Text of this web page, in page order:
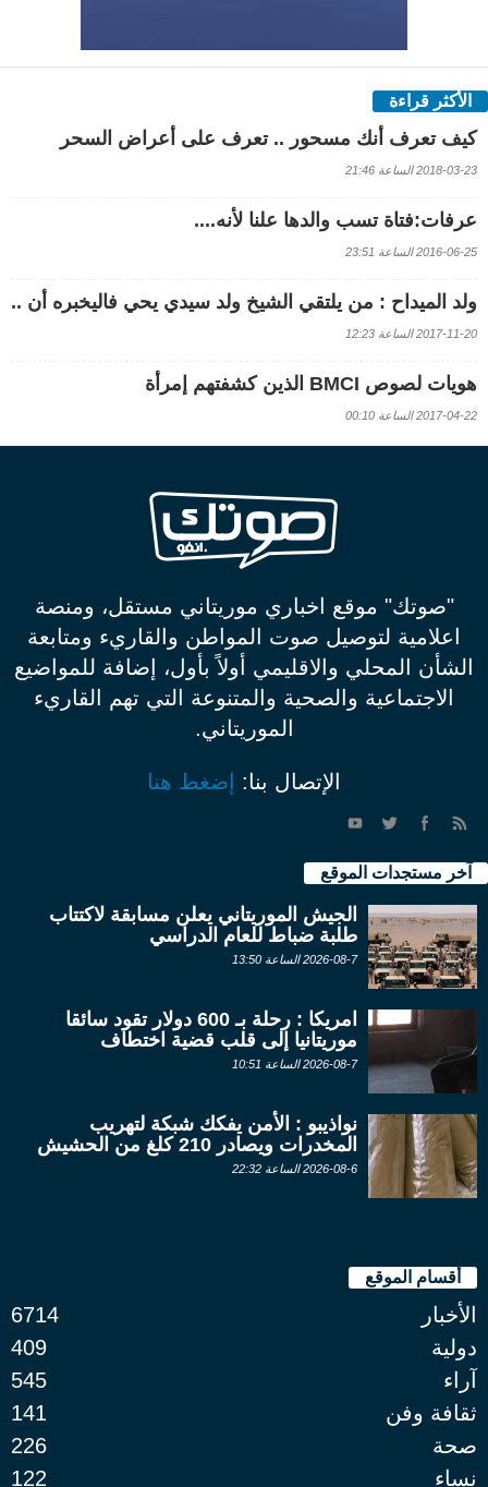
الأكثر قراءة
كيف تعرف أنك مسحور .. تعرف على أعراض السحر
2018-03-23 الساعة 21:46
عرفات:فتاة تسب والدها علنا لأنه....
2016-06-25 الساعة 23:51
ولد الميداح : من يلتقي الشيخ ولد سيدي يحي فاليخبره أن ..
2017-11-20 الساعة 12:23
هويات لصوص BMCI الذين كشفتهم إمرأة
2017-04-22 الساعة 00:10
"صوتك" موقع اخباري موريتاني مستقل، ومنصة
اعلامية لتوصيل صوت المواطن والقاريء ومتابعة
الشأن المحلي والاقليمي أولاً بأول، إضافة للمواضيع
الاجتماعية والصحية والمتنوعة التي تهم القاريء
الموريتاني.
الإتصال بنا: إضغط هنا
آخر مستجدات الموقع
الجيش الموريتاني يعلن مسابقة لاكتتاب
طلبة ضباط للعام الدراسي
2026-08-7 الساعة 13:50
امريكا : رحلة بـ 600 دولار تقود سائقا
موريتانيا إلى قلب قضية اختطاف
2026-08-7 الساعة 10:51
نواذيبو : الأمن يفكك شبكة لتهريب
المخدرات ويصادر 210 كلغ من الحشيش
2026-08-6 الساعة 22:32
أقسام الموقع
الأخبار
6714
دولية
409
آراء
545
ثقافة وفن
141
صحة
226
نساء
122